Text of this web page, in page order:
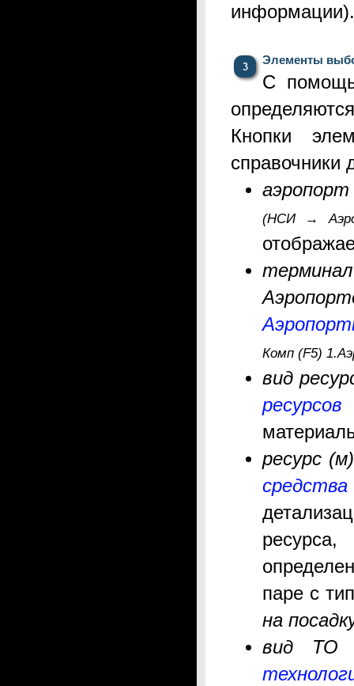
информации).
Элементы
С
Кнопки
справочники
аэропорт
(НСИ →
терминал
Комп (F5)
вид
ресурсов
ресурс (м)
средства
паре с
на
вид ТО